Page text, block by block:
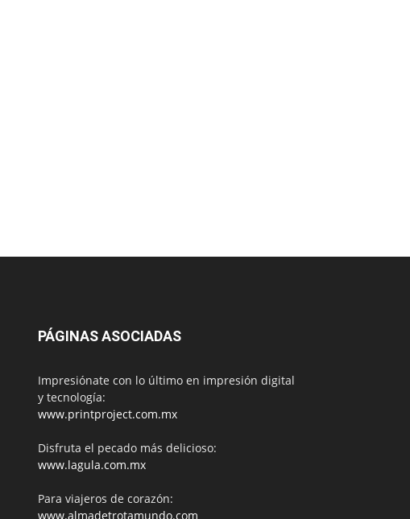
PÁGINAS ASOCIADAS
Impresiónate con lo último en impresión digital
y tecnología:
www.printproject.com.mx
Disfruta el pecado más delicioso:
www.lagula.com.mx
Para viajeros de corazón:
www.almadetrotamundo.com